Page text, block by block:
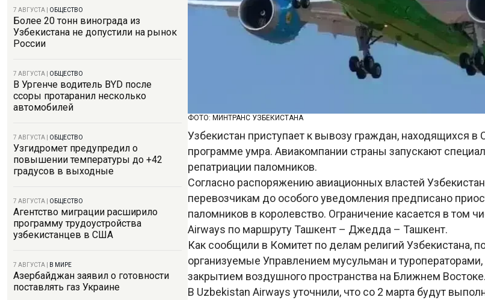
7 АВГУСТА ОБЩЕСТВО
Более 20 тонн винограда из
Узбекистана не допустили на рынок
России
7 АВГУСТА ОБЩЕСТВО
В Ургенче водитель BYD после
ссоры протаранил несколько
автомобилей
7 АВГУСТА ОБЩЕСТВО
Узгидромет предупредил о
повышении температуры до +42
градусов в выходные
7 АВГУСТА ОБЩЕСТВО
Агентство миграции расширило
программу трудоустройства
узбекистанцев в США
7 АВГУСТА В МИРЕ
Азербайджан заявил о готовности
поставлять газ Украине
ФОТО: МИНТРАНС УЗБЕКИСТАНА
Узбекистан приступает к вывозу граждан, находящихся в
программе умра. Авиакомпании страны запускают
репатриации паломников.
Согласно распоряжению авиационных властей
перевозчикам до особого уведомления предписано
паломников в королевство. Ограничение касается в том
Airways по маршруту Ташкент – Джедда – Ташкент.
Как сообщили в Комитет по делам религий Узбекистана,
организуемые Управлением мусульман и
закрытием воздушного пространства на Ближнем Востоке.
В Uzbekistan Airways уточнили, что со 2 марта будут